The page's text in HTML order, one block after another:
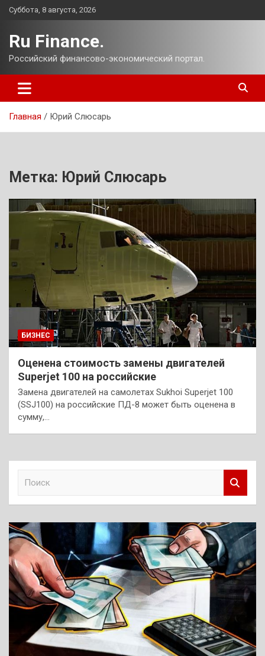
Перейти
Суббота, 8 августа, 2026
Ru Finance.
Российский финансово-экономический портал.
Главная Юрий Слюсарь
Метка: Юрий Слюсарь
БИЗНЕС
Оценена стоимость замены двигателей
Superjet 100 на российские
Замена двигателей на самолетах Sukhoi Superjet 100
(SSJ100) на российские ПД-8 может быть оценена в
сумму,…
к